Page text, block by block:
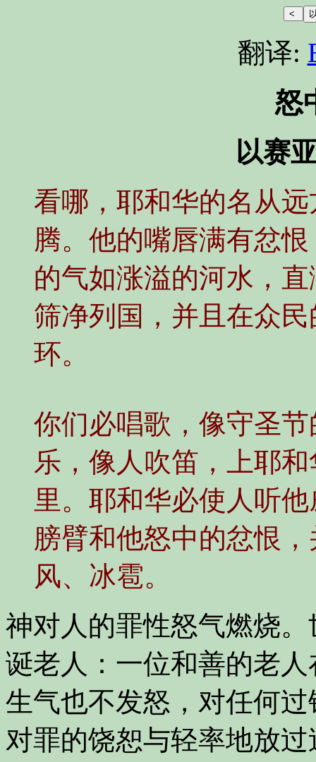
翻译:
怒
以赛
看哪，耶和华的名从
腾。他的嘴唇满有忿
的气如涨溢的河水，
筛净列国，并且在众
环。
你们必唱歌，像守圣
乐，像人吹笛，上耶
里。耶和华必使人听
膀臂和他怒中的忿恨
风、冰雹。
神对人的罪性怒气燃烧
诞老人：一位和善的老
生气也不发怒，对任何
对罪的饶恕与轻率地放